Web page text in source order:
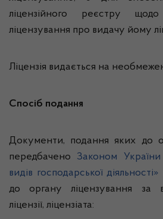
ліцензійного реєстру
ліцензування про видачу йому
Ліцензія видається на
Спосіб подання
Документи, подання яких до
передбачено Законом
видів господарської діяльності»
до органу ліцензування за
ліцензії, ліцензіата: